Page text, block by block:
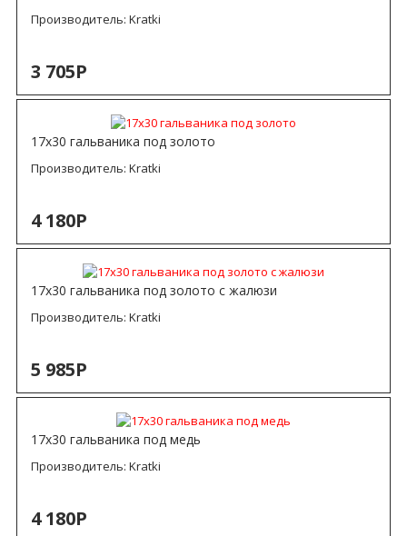
Производитель: Kratki
3 705Р
17х30 гальваника под золото
Производитель: Kratki
4 180Р
17х30 гальваника под золото с жалюзи
Производитель: Kratki
5 985Р
17х30 гальваника под медь
Производитель: Kratki
4 180Р